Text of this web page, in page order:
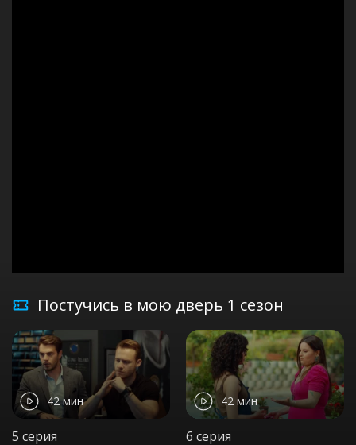
Постучись в мою дверь 1 сезон
42 мин
5 серия
42 мин
6 серия